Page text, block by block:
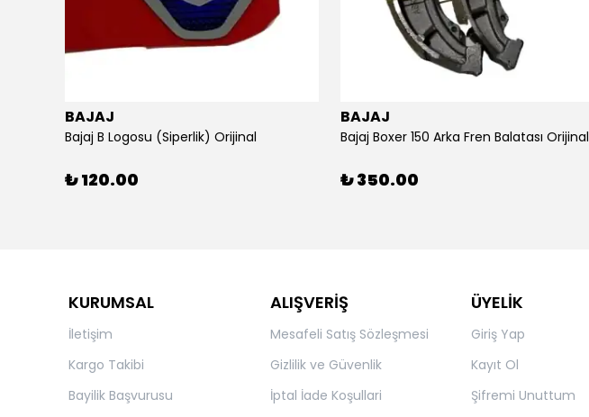
BAJAJ
Bajaj B Logosu (Siperlik) Orijinal
₺ 120.00
BAJAJ
Bajaj Boxer 150 Arka Fren Balatası Orijinal
₺ 350.00
KURUMSAL
İletişim
Kargo Takibi
Bayilik Başvurusu
ALIŞVERİŞ
Mesafeli Satış Sözleşmesi
Gizlilik ve Güvenlik
İptal İade Koşullari
ÜYELİK
Giriş Yap
Kayıt Ol
Şifremi Unuttum